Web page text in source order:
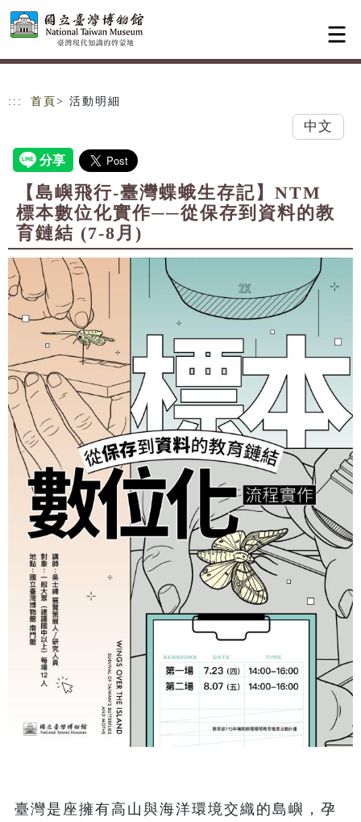
跳到主要內容
網站導覽
::: 首頁 > 活動明細
中文
【島嶼飛行-臺灣蝶蛾生存記】NTM
標本數位化實作──從保存到資料的教
育鏈結 (7-8月)
臺灣是座擁有高山與海洋環境交織的島嶼，孕